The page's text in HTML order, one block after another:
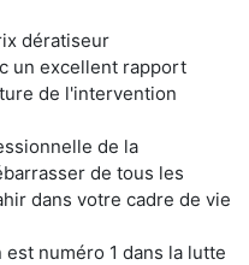
dératiseur
un excellent rapport
de l'intervention
de la
de tous les
dans votre cadre de vie
numéro 1 dans la lutte